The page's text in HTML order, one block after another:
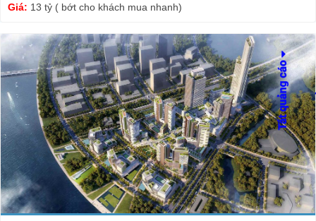
Giá: 13 tỷ ( bớt cho khách mua nhanh)